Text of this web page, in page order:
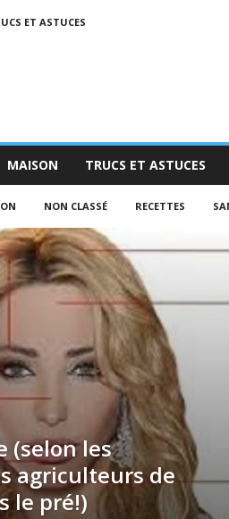
ET ASTUCES
MAISON TRUCS ET ASTUCES
NON CLASSÉ RECETTES
(selon les
agriculteurs de
le pré!)